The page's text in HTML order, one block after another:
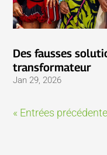
Des fausses
transformateur
Jan 29, 2026
« Entrées